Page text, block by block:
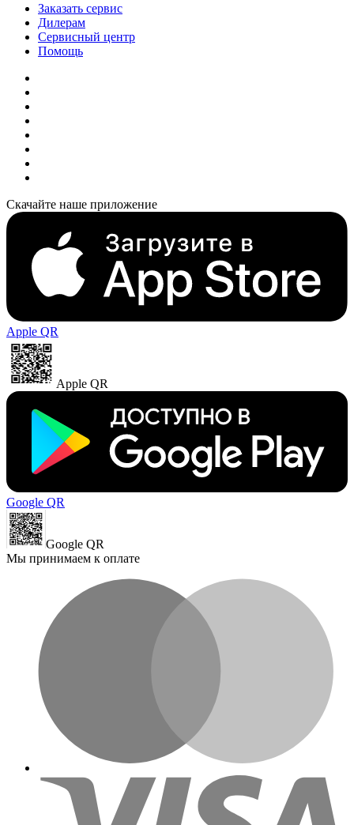
Заказать сервис
Дилерам
Сервисный центр
Помощь
Скачайте наше приложение
Apple QR
Apple QR
Google QR
Google QR
Мы принимаем к оплате